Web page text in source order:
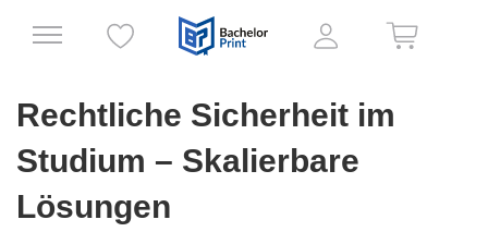
Rechtliche Sicherheit im
Studium – Skalierbare
Lösungen